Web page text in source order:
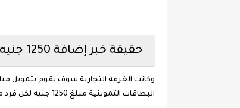
حقيقة خبر إضافة 1250 جنيه للفرد على بطاقة التموين يناير لعام 2020 وطريقة الصرف والشراء
وكانت الغرفة التجارية سوف تقوم بتمويل
البطاقات التموينية مبلغ 1250 جنيه لكل فرد من أفراد البطاقة بحد أقصى خمس أفراد خلال أيام قليلة قادمة من يناير 2020.